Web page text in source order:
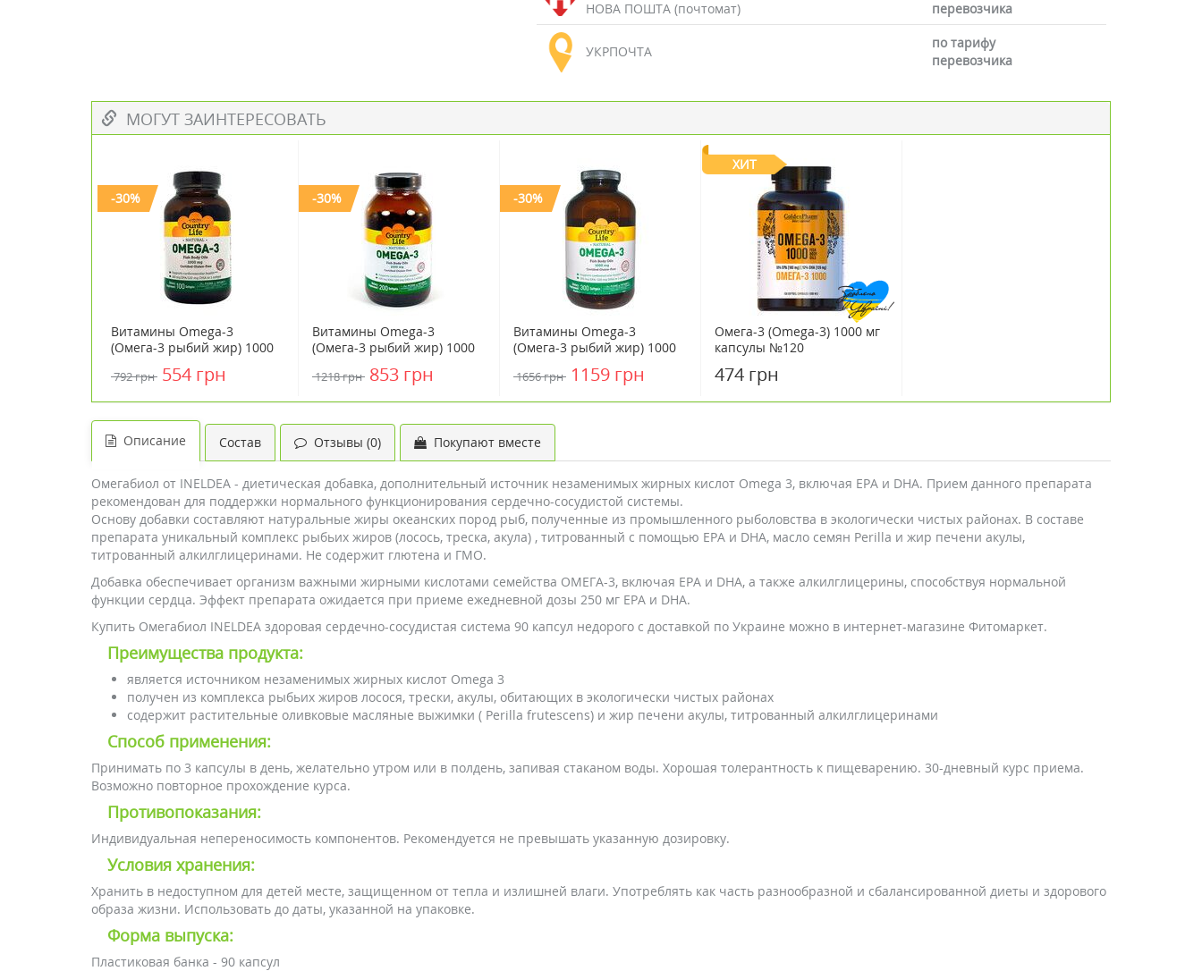
НОВА ПОШТА (почтомат)
перевозчика
УКРПОЧТА
по тарифу
перевозчика
МОГУТ ЗАИНТЕРЕСОВАТЬ
-30%
Витамины Omega-3
(Омега-3 рыбий жир) 1000
Лайф / Country Life
792 грн 554 грн
-30%
Витамины Omega-3
(Омега-3 рыбий жир) 1000
Лайф / Country Life
1218 грн 853 грн
-30%
Витамины Omega-3
(Омега-3 рыбий жир) 1000
Лайф / Country Life
1656 грн 1159 грн
ХИТ
Омега-3 (Omega-3) 1000 мг
капсулы №120
474 грн
Описание Состав Отзывы (0) Покупают вместе
Омегабиол от INELDEA - диетическая добавка, дополнительный источник незаменимых жирных кислот Omega 3, включая EPA и DHA. Прием данного препарата
рекомендован для поддержки нормального функционирования сердечно-сосудистой системы.
Основу добавки составляют натуральные жиры океанских пород рыб, полученные из промышленного рыболовства в экологически чистых районах. В составе
препарата уникальный комплекс рыбьих жиров (лосось, треска, акула) , титрованный с помощью EPA и DHA, масло семян Perilla и жир печени акулы,
титрованный алкилглицеринами. Не содержит глютена и ГМО.
Добавка обеспечивает организм важными жирными кислотами семейства ОМЕГА-3, включая EPA и DHA, а также алкилглицерины, способствуя нормальной
функции сердца. Эффект препарата ожидается при приеме ежедневной дозы 250 мг EPA и DHA.
Купить Омегабиол INELDEA здоровая сердечно-сосудистая система 90 капсул недорого с доставкой по Украине можно в интернет-магазине Фитомаркет.
Преимущества продукта:
является источником незаменимых жирных кислот Omega 3
получен из комплекса рыбьих жиров лосося, трески, акулы, обитающих в экологически чистых районах
содержит растительные оливковые масляные выжимки ( Perilla frutescens) и жир печени акулы, титрованный алкилглицеринами
Способ применения:
Принимать по 3 капсулы в день, желательно утром или в полдень, запивая стаканом воды. Хорошая толерантность к пищеварению. 30-дневный курс приема.
Возможно повторное прохождение курса.
Противопоказания:
Индивидуальная непереносимость компонентов. Рекомендуется не превышать указанную дозировку.
Условия хранения:
Хранить в недоступном для детей месте, защищенном от тепла и излишней влаги. Употреблять как часть разнообразной и сбалансированной диеты и здорового
образа жизни. Использовать до даты, указанной на упаковке.
Форма выпуска:
Пластиковая банка - 90 капсул